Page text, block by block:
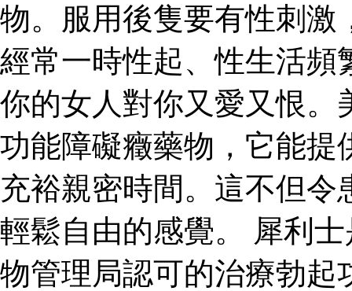
物。服用後隻要有性刺激
經常一時性起、性生活頻
你的女人對你又愛又恨。
功能障礙癥藥物，它能提
充裕親密時間。這不但
輕鬆自由的感覺。 犀利
物管理局認可的治療勃起